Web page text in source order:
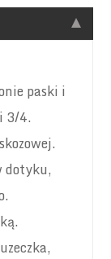
paski i
3/4.
dotyku,